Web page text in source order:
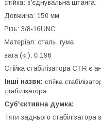
стійка: з'єднувальна штанга;
Довжина: 150 мм
Різь: 3/8-16UNC
Матеріал: сталь, гума
вага (кг): 0,196
Стійка стабілізатора CTR є
Інші назви: стійка
стабілізатора
Суб'єктивна думка:
Тяги заднього